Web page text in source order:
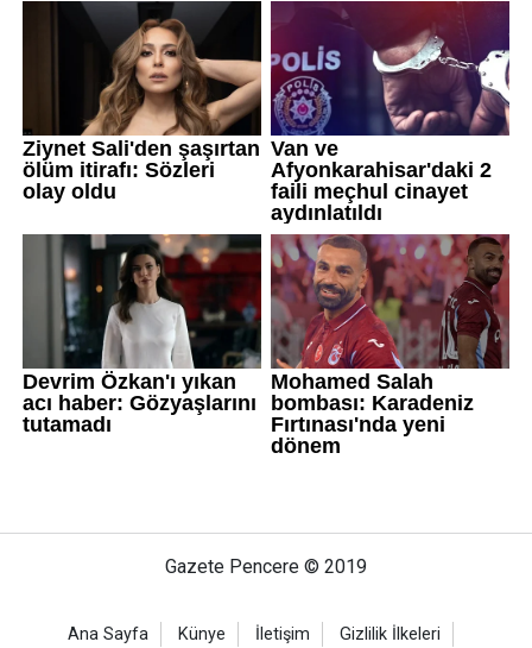
Gazete Pencere © 2019
Ana Sayfa Künye İletişim Gizlilik İlkeleri